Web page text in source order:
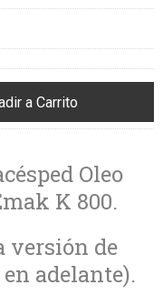
a Carrito
Oleo
K 800.
versión de
adelante).